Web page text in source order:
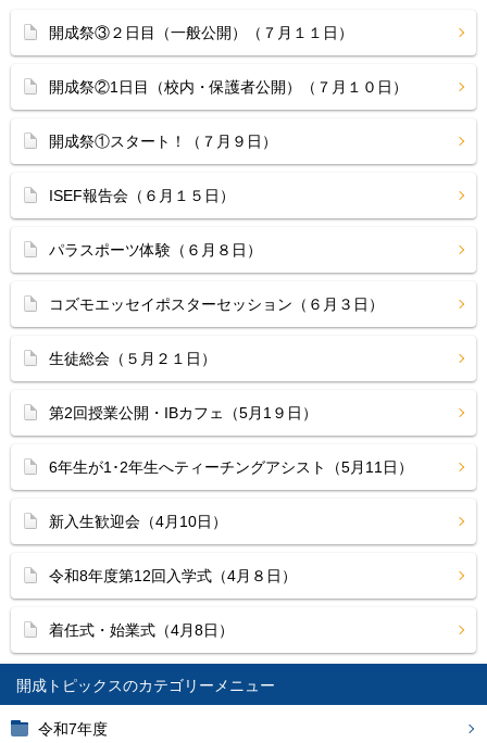
開成トピックス
令和7年度
開成祭③２日目（一般公開）（７月１１日）
開成祭②1日目（校内・保護者公開）（７月１０日）
開成祭①スタート！（７月９日）
ISEF報告会（６月１５日）
パラスポーツ体験（６月８日）
コズモエッセイポスターセッション（６月３日）
生徒総会（５月２１日）
第2回授業公開・IBカフェ（5月1９日）
6年生が1･2年生へティーチングアシスト（5月11日）
新入生歓迎会（4月10日）
令和8年度第12回入学式（4月８日）
着任式・始業式（4月8日）